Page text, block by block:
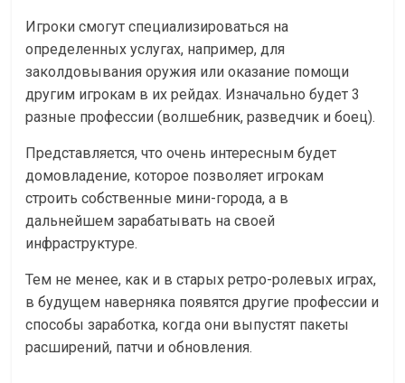
Игроки смогут специализироваться на
определенных услугах, например, для
заколдовывания оружия или оказание помощи
другим игрокам в их рейдах. Изначально будет 3
разные профессии (волшебник, разведчик и боец).
Представляется, что очень интересным будет
домовладение, которое позволяет игрокам
строить собственные мини-города, а в
дальнейшем зарабатывать на своей
инфраструктуре.
Тем не менее, как и в старых ретро-ролевых играх,
в будущем наверняка появятся другие профессии и
способы заработка, когда они выпустят пакеты
расширений, патчи и обновления.